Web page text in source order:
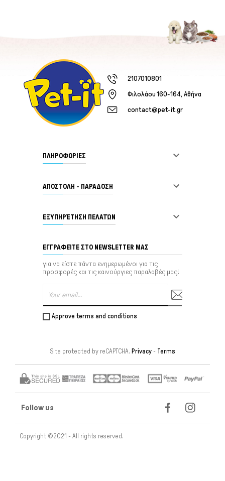
2107010801
Φιλολάου 160-164, Αθήνα
contact@pet-it.gr
ΠΛΗΡΟΦΟΡΙΕΣ 
ΑΠΟΣΤΟΛΗ - ΠΑΡΑΔΟΣΗ 
ΕΞΥΠΗΡΈΤΗΣΗ ΠΕΛΑΤΏΝ 
ΕΓΓΡΑΦΕΊΤΕ ΣΤΟ NEWSLETTER ΜΑΣ
για να είστε πάντα ενημερωμένοι για τις
προσφορές και τις καινούργιες παραλαβές μας!
Approve terms and conditions
Site protected by reCAPTCHA. Privacy- Terms
Follow us
Copyright ©2021 - All rights reserved.